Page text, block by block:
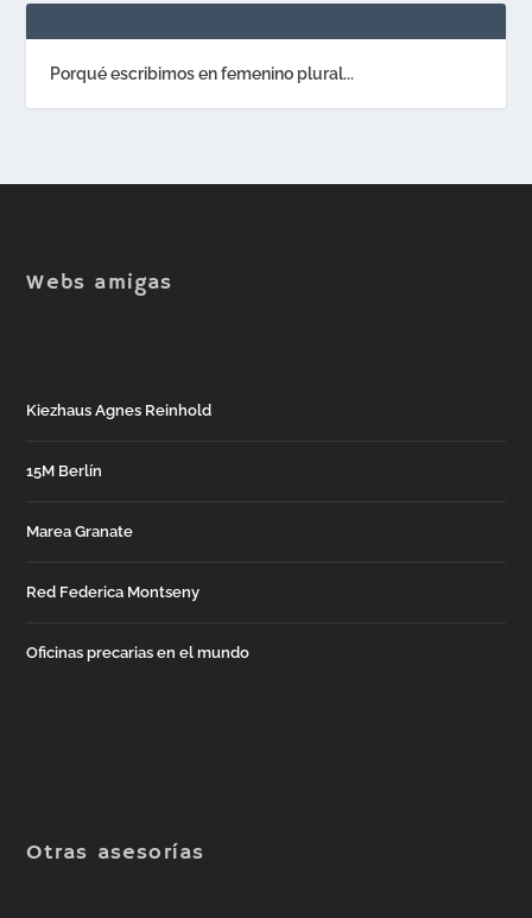
Porqué escribimos en femenino plural...
Webs amigas
Kiezhaus Agnes Reinhold
15M Berlín
Marea Granate
Red Federica Montseny
Oficinas precarias en el mundo
Otras asesorías